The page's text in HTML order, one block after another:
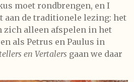
moet rondbrengen, en I
aan de traditionele lezing: het
zich alleen afspelen in het
als Petrus en Paulus in
en Vertalers gaan we daar